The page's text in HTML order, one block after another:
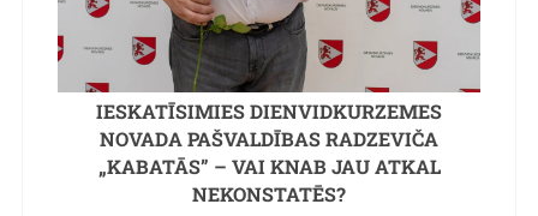
IESKATĪSIMIES DIENVIDKURZEMES
NOVADA PAŠVALDĪBAS RADZEVIČA
„KABATĀS” – VAI KNAB JAU ATKAL
NEKONSTATĒS?